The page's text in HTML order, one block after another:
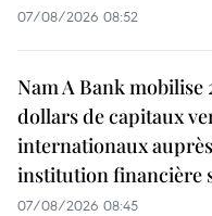
07/08/2026 08:52
Nam A Bank
dollars de capitaux
internationaux
institution financière
07/08/2026 08:45